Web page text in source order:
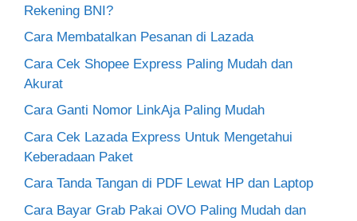
Rekening BNI?
Cara Membatalkan Pesanan di Lazada
Cara Cek Shopee Express Paling Mudah dan
Akurat
Cara Ganti Nomor LinkAja Paling Mudah
Cara Cek Lazada Express Untuk Mengetahui
Keberadaan Paket
Cara Tanda Tangan di PDF Lewat HP dan Laptop
Cara Bayar Grab Pakai OVO Paling Mudah dan